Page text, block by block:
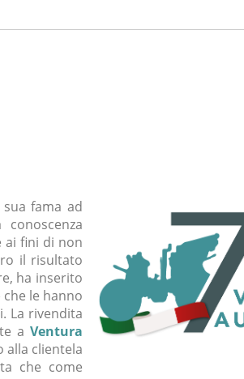
fama ad
ai fini di non
il risultato
ha inserito
le hanno
La rivendita
a Ventura
alla clientela
che come